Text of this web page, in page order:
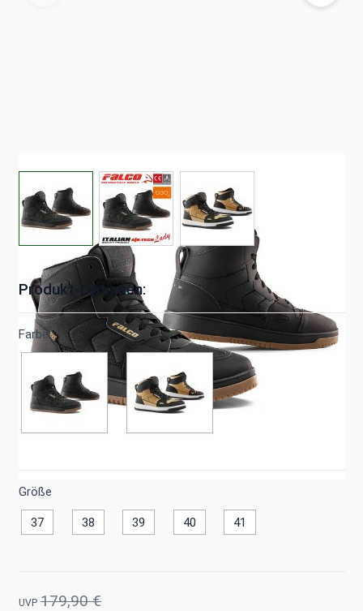
View larger imageView larger image
Produkt-Optionen:
Farbe
Größe
37 38 39 40 41
UVP 179,90 €